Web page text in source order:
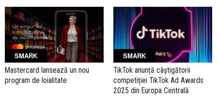
SMARK
Mastercard lansează un nou
program de loialitate
SMARK
TikTok anunță câștigătorii
competiției TikTok Ad Awards
2025 din Europa Centrală